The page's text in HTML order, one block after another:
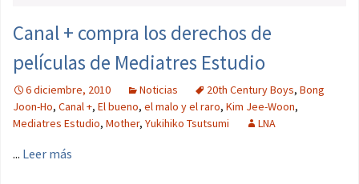
Canal + compra los derechos de
películas de Mediatres Estudio
6 diciembre, 2010 Noticias 20th Century Boys, Bong
Joon-Ho, Canal +, El bueno, el malo y el raro, Kim Jee-Woon,
Mediatres Estudio, Mother, Yukihiko Tsutsumi LNA
... Leer más